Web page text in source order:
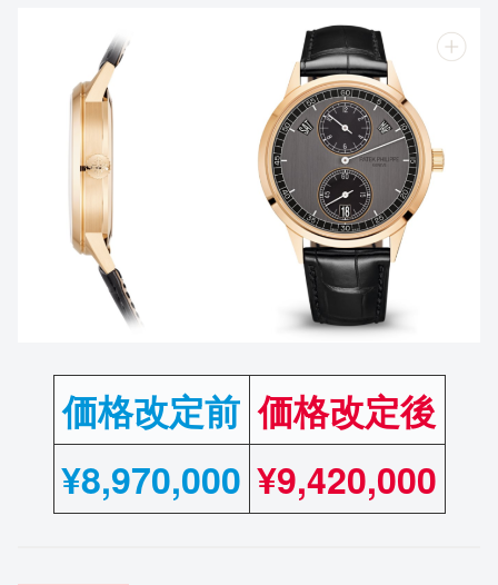
価格改定前 価格改定後
¥8,970,000 ¥9,420,000